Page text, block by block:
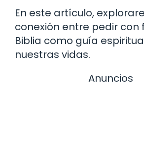
En este artículo,
conexión entre pedir con
Biblia como guía
nuestras vidas.
Anuncios